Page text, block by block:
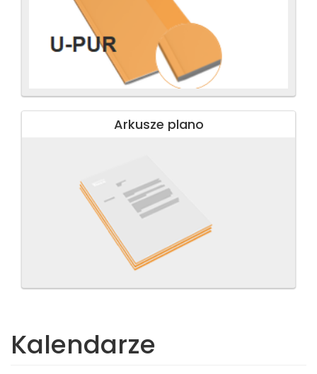
Arkusze plano
Kalendarze